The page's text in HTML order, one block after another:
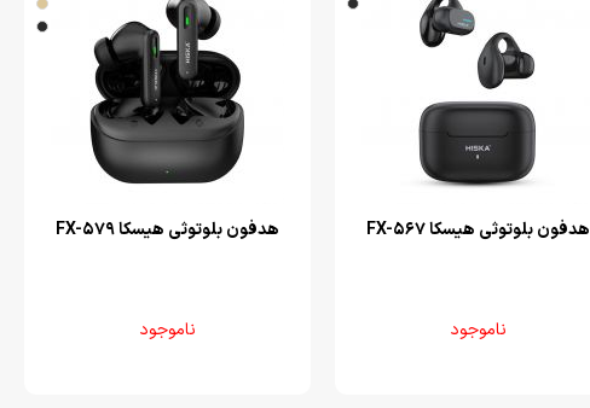
هدفون بلوتوثی هیسکا FX-567
ناموجود
هدفون بلوتوثی هیسکا FX-579
ناموجود